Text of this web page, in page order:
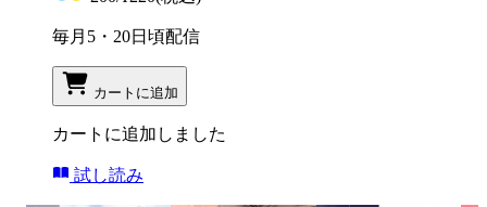
毎月5・20日頃配信
カートに追加
カートに追加しました
試し読み